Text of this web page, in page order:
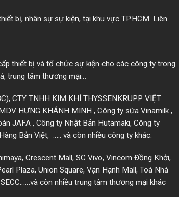
bị, nhân sự sự kiện, tại khu vực TP.HCM. Liên
thiết bị và tổ chức sự kiện cho các công ty trong
trung tâm thương mại…
CTY TNHH KIM KHÍ THYSSENKRUPP VIỆT
HƯNG KHÁNH MINH , Công ty sữa Vinamilk ,
JAFA , Công ty Nhật Bản Hutamaki, Công ty
Bản Việt, ….. và còn nhiều công ty khác.
Crescent Mall, SC Vivo, Vincom Đồng Khởi,
Plaza, Union Square, Vạn Hạnh Mall, Toà Nhà
còn nhiều trung tâm thương mại khác